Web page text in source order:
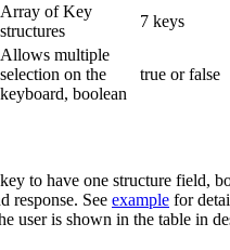
Array of Key
structures
7 keys
Allows multiple
selection on the
keyboard, boolean
true or false
to have one structure field,
response. See example for
user is shown in the table in